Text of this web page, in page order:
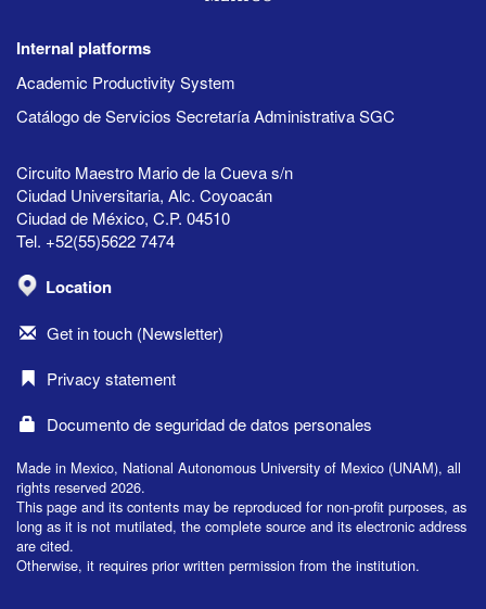
Internal platforms
Academic Productivity System
Catálogo de Servicios Secretaría Administrativa SGC
Circuito Maestro Mario de la Cueva s/n
Ciudad Universitaria, Alc. Coyoacán
Ciudad de México, C.P. 04510
Tel. +52(55)5622 7474
Location
Get in touch (Newsletter)
Privacy statement
Documento de seguridad de datos personales
Made in Mexico, National Autonomous University of Mexico (UNAM), all
rights reserved 2026.
This page and its contents may be reproduced for non-profit purposes, as
long as it is not mutilated, the complete source and its electronic address
are cited.
Otherwise, it requires prior written permission from the institution.